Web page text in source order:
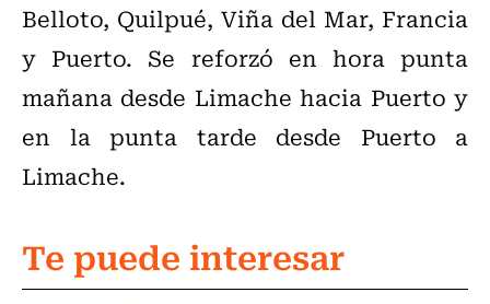
Belloto, Quilpué, Viña del Mar, Francia
y Puerto. Se reforzó en hora punta
mañana desde Limache hacia Puerto y
en la punta tarde desde Puerto a
Limache.
Te puede interesar